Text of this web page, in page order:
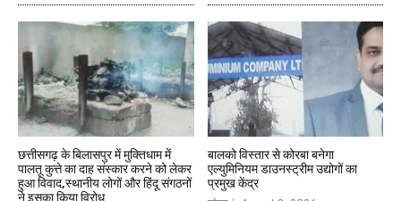
छत्तीसगढ़ के बिलासपुर में मुक्तिधाम में
पालतू कुत्ते का दाह संस्कार करने को लेकर
हुआ विवाद,स्थानीय लोगों और हिंदू संगठनों
बालको विस्तार से कोरबा बनेगा
एल्युमिनियम डाउनस्ट्रीम उद्योगों का
प्रमुख केंद्र